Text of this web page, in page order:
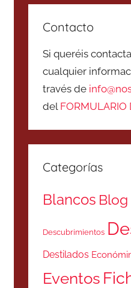
Contacto
Si queréis
cualquier
través de
del FORMULARIO
Categorías
Blancos Blog
Descubrimientos
Destilados
Eventos